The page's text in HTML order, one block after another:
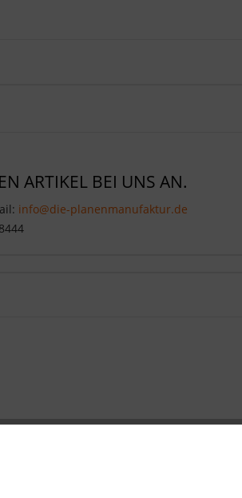
ARTIKEL BEI UNS AN.
info@die-planenmanufaktur.de